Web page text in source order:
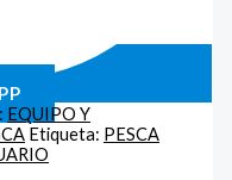
EQUIPO Y
Etiqueta: PESCA